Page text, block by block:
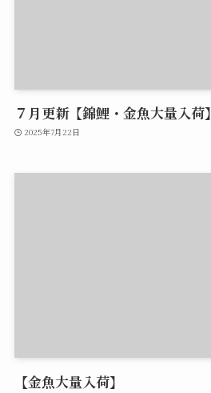
７月更新【錦鯉・金魚大量入荷】
2025年7月22日
【金魚大量入荷】